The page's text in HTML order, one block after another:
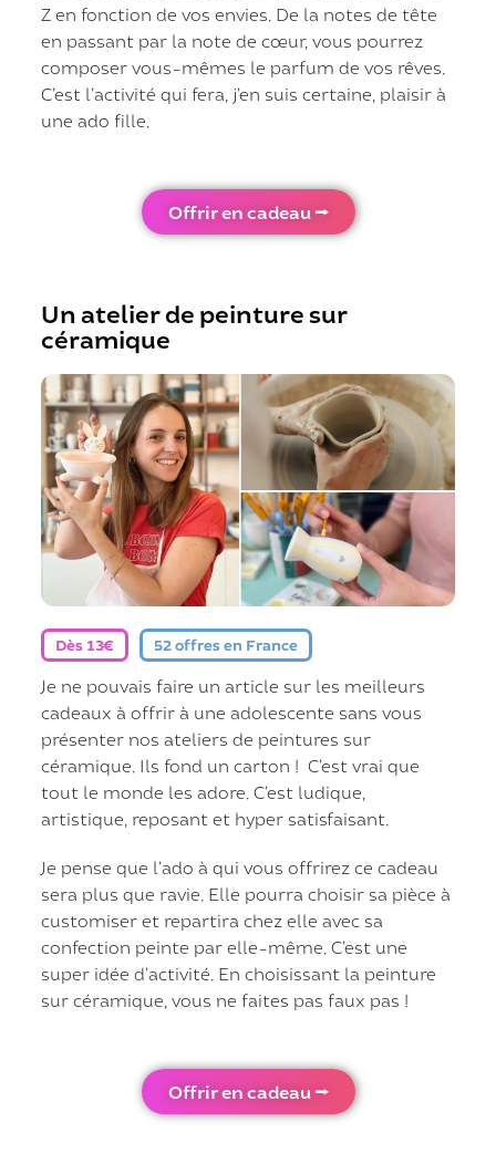
Z en fonction de vos envies. De la notes de tête
en passant par la note de cœur, vous pourrez
composer vous-mêmes le parfum de vos rêves.
C’est l’activité qui fera, j’en suis certaine, plaisir à
une ado fille.
Offrir en cadeau ⭢
Un atelier de peinture sur
céramique
Dès 13€ 52 offres en France
Je ne pouvais faire un article sur les meilleurs
cadeaux à offrir à une adolescente sans vous
présenter nos ateliers de peintures sur
céramique. Ils fond un carton ! C’est vrai que
tout le monde les adore. C’est ludique,
artistique, reposant et hyper satisfaisant.
Je pense que l’ado à qui vous offrirez ce cadeau
sera plus que ravie. Elle pourra choisir sa pièce à
customiser et repartira chez elle avec sa
confection peinte par elle-même. C’est une
super idée d’activité. En choisissant la peinture
sur céramique, vous ne faites pas faux pas !
Offrir en cadeau ⭢